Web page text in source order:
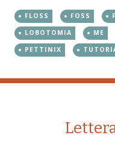
FLOSS FOSS
LOBOTOMIA
ME
PETTINIX